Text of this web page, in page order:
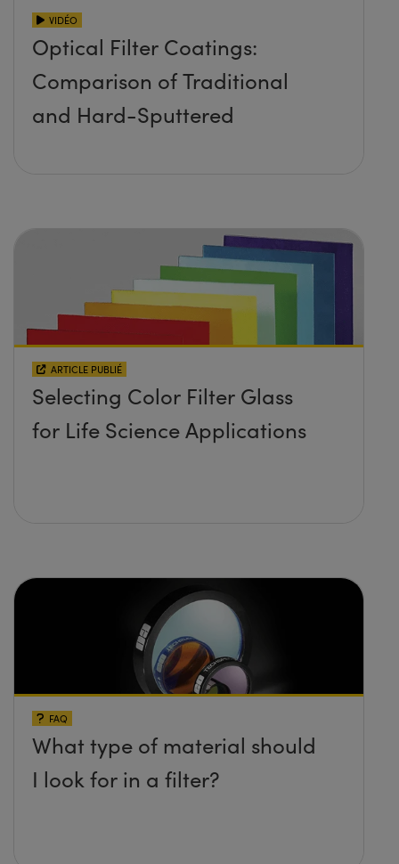
VIDÉO
Optical Filter Coatings:
Comparison of Traditional
and Hard-Sputtered
ARTICLE PUBLIÉ
Selecting Color Filter Glass
for Life Science Applications
FAQ
What type of material should
I look for in a filter?